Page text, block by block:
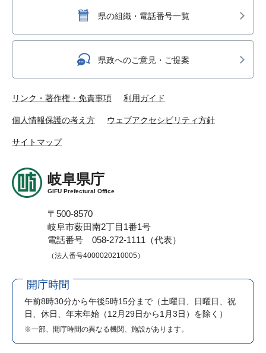
県の組織・電話番号一覧
県政へのご意見・ご提案
リンク・著作権・免責事項 利用ガイド
個人情報保護の考え方 ウェブアクセシビリティ方針
サイトマップ
岐阜県庁
GIFU Prefectural Office
〒500-8570
岐阜市薮田南2丁目1番1号
電話番号 058-272-1111（代表）
（法人番号4000020210005）
開庁時間
午前8時30分から午後5時15分まで （土曜日、日曜日、祝
日、休日、年末年始（12月29日から1月3日）を除く）
※一部、開庁時間の異なる機関、施設があります。